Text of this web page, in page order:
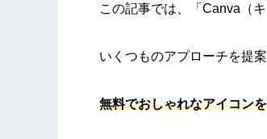
この記事では、「Canva（
いくつものアプローチを提
無料でおしゃれなアイコン